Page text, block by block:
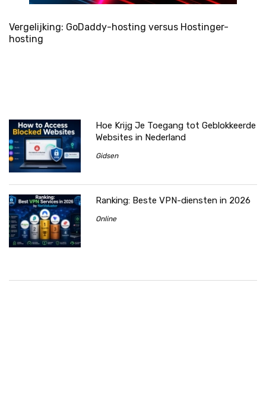
Vergelijking: GoDaddy-hosting versus Hostinger-
hosting
Hoe Krijg Je Toegang tot Geblokkeerde
Websites in Nederland
Gidsen
Ranking: Beste VPN-diensten in 2026
Online